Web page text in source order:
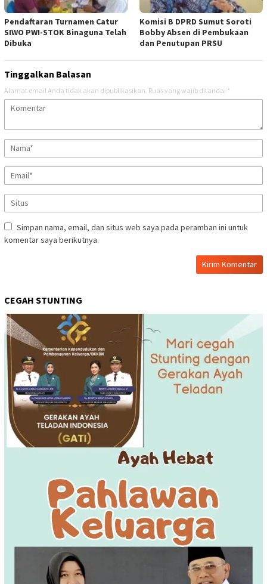
Pendaftaran Turnamen Catur
SIWO PWI-STOK Binaguna Telah
Dibuka
Komisi B DPRD Sumut Soroti
Bobby Absen di Pembukaan
dan Penutupan PRSU
Tinggalkan Balasan
Alamat email Anda tidak akan dipublikasikan. Ruas yang wajib ditandai *
Simpan nama, email, dan situs web saya pada peramban ini untuk
komentar saya berikutnya.
CEGAH STUNTING